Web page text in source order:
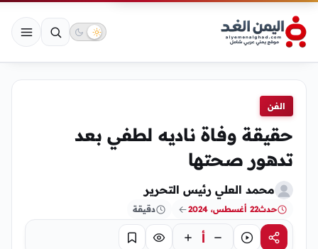
الفن
حقيقة وفاة ناديه لطفي بعد
تدهور صحتها
محمد العلي رئيس التحرير
حدث22 أغسطس، 2024 دقيقة
مشاركةاستماع أ تركيز حفظ